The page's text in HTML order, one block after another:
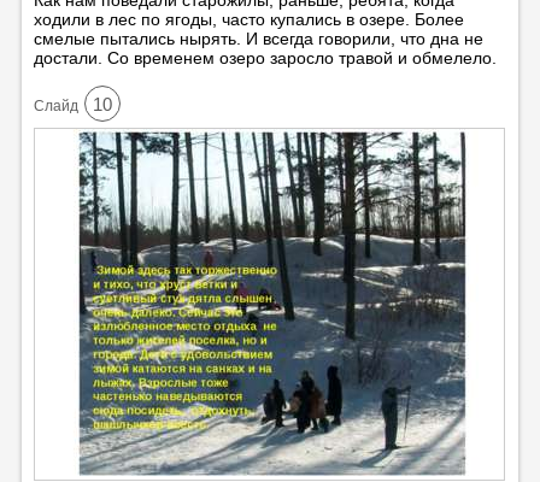
ходили в лес по ягоды, часто купались в озере. Более
смелые пытались нырять. И всегда говорили, что дна не
достали. Со временем озеро заросло травой и обмелело.
Cлайд 10